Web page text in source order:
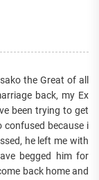
the Great of all
back, my Ex
been trying to get
confused because i
he left me with
begged him for
back home and